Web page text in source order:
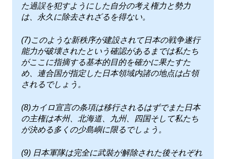
た過誤を犯すようにした自分の考え権力と勢力
は、永久に除去されざるを得ない。
(7)このような新秩序が建設されて日本の戦争遂行
能力が破壊されたという確認があるまでは私たち
がここに指摘する基本的目的を確かに果たすた
め、連合国が指定した日本領域内諸の地点は占領
されるでしょう。
(8)カイロ宣言の条項は移行されるはずでまた日本
の主権は本州、北海道、九州、四国そして私たち
が決める多くの少島嶼に限るでしょう。
(9) 日本軍隊は完全に武裝が解除された後それぞれ